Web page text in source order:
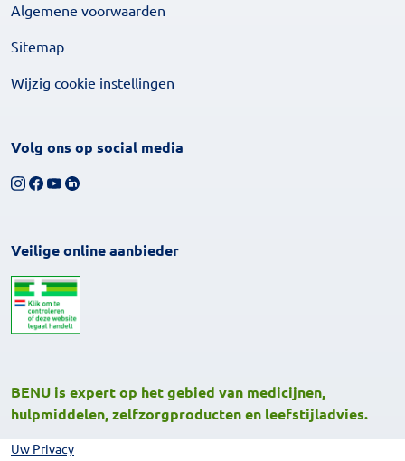
Algemene voorwaarden
Sitemap
Wijzig cookie instellingen
Volg ons op social media
Volg ons op Instagram
Volg ons op Facebook
Bekijk ons YouTube-kanaal
Volg ons op LinkedIn
Veilige online aanbieder
BENU is expert op het gebied van medicijnen,
hulpmiddelen, zelfzorgproducten en leefstijladvies.
Uw Privacy